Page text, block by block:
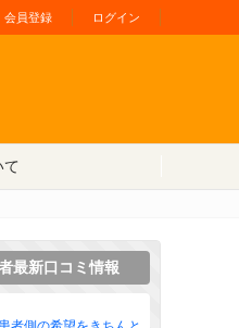
会員登録 ログイン
て
最新口コミ情報